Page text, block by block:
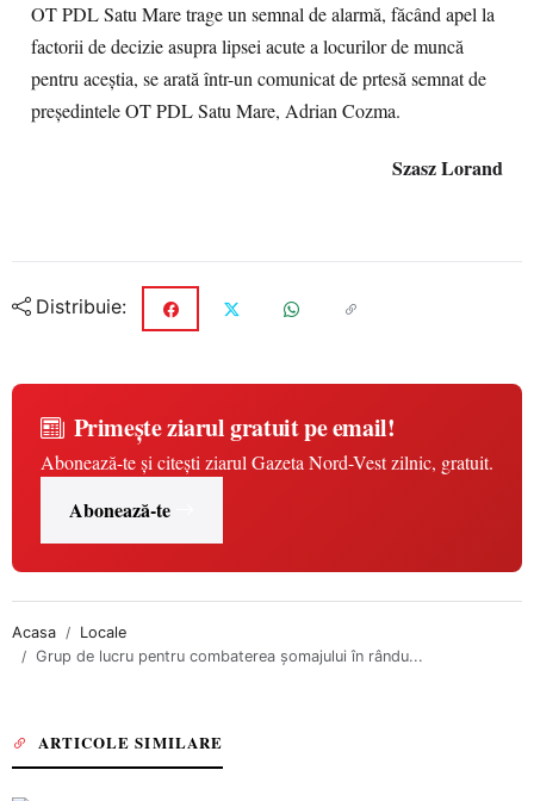
OT PDL Satu Mare trage un semnal de alarmă, făcând apel la
factorii de decizie asupra lipsei acute a locurilor de muncă
pentru aceştia, se arată într-un comunicat de prtesă semnat de
preşedintele OT PDL Satu Mare, Adrian Cozma.
Szasz Lorand
Distribuie:
Primește ziarul gratuit pe email!
Abonează-te și citești ziarul Gazeta Nord-Vest zilnic, gratuit.
Abonează-te
Acasa
Locale
Grup de lucru pentru combaterea şomajului în rându...
ARTICOLE SIMILARE